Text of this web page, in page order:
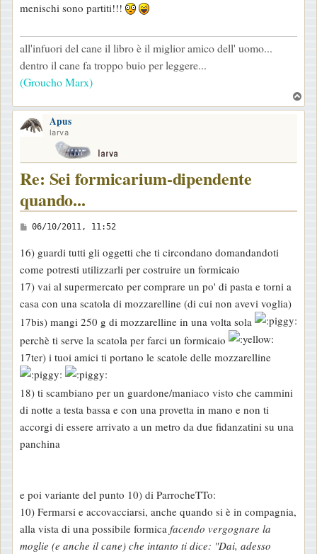
menischi sono partiti!!!
all'infuori del cane il libro è il miglior amico dell' uomo...
dentro il cane fa troppo buio per leggere...
(Groucho Marx)
o
Apus
larva
Re: Sei formicarium-dipendente
quando...
M
s
s
a
g
g
i
o
06/10/2011, 11:52
16) guardi tutti gli oggetti che ti circondano domandandoti
come potresti utilizzarli per costruire un formicaio
17) vai al supermercato per comprare un po' di pasta e torni a
casa con una scatola di mozzarelline (di cui non avevi voglia)
17bis) mangi 250 g di mozzarelline in una volta sola
perchè ti serve la scatola per farci un formicaio
17ter) i tuoi amici ti portano le scatole delle mozzarelline
18) ti scambiano per un guardone/maniaco visto che cammini
di notte a testa bassa e con una provetta in mano e non ti
accorgi di essere arrivato a un metro da due fidanzatini su una
panchina
e poi variante del punto 10) di ParrocheTTo:
10) Fermarsi e accovacciarsi, anche quando si è in compagnia,
alla vista di una possibile formica facendo vergognare la
moglie (e anche il cane) che intanto ti dice: "Dai, adesso